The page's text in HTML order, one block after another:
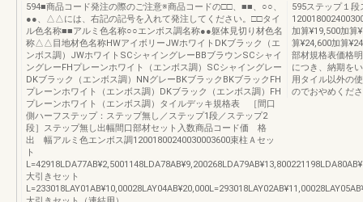
594■商品コード発注の際のご注意※商品コードの□□、■■、○○、
●●、△△には、右記の記号を入れて発注してください。□□タイ
ル色名称■■アルミ色名称○○エンボス調名称●●躯体見切り材色名
称△△目地材色名称HWアイボリーJWホワイトDKブラック（エ
ンボス調）JWホワイトSCシャイングレーBBブラウンSCシャイ
ングレーFHプレーンホワイト（エンボス調）SCシャイングレー
DKブラック（エンボス調）NNグレーBKブラックBKブラックFH
プレーンホワイト（エンボス調）DKブラック（エンボス調）FH
プレーンホワイト（エンボス調）タイルデッキ規格表 ［間口
側ハーフステップ：ステップ無し／ステップ1段／ステップ2
段］ステップ無し出幅間口部材セット入数商品コード価 格
出 幅アルミ色エンボス調12001800240030003600束柱Ａセッ
ト
大引きセット
595ステップ１
加算¥19,500加算
算¥24,600加算
部材規格表価格
につき、納期を
用タイル以外の
のでおやめくだ